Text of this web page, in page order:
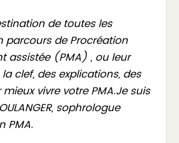
de toutes les
parcours de Procréation
assistée (PMA) , ou leur
clef, des explications, des
vivre votre PMA.Je suis
sophrologue
PMA.